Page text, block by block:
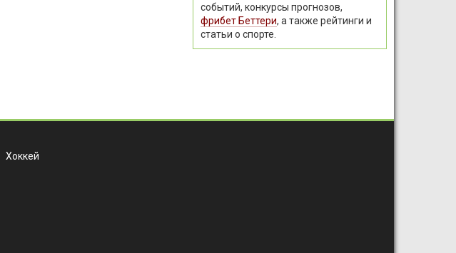
событий, конкурсы прогнозов,
фрибет Беттери, а также рейтинги и
статьи о спорте.
Хоккей